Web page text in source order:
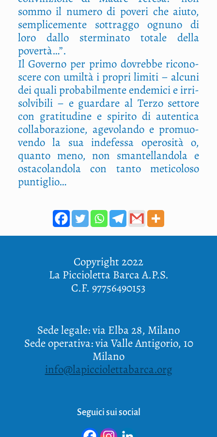
som­mo il nume­ro di pove­ri che aiu­to,
sem­pli­ce­men­te sot­trag­go ognu­no di
loro dal­lo ster­mi­na­to tota­le del­la
povertà…”.
Il Gover­no per pri­mo dovreb­be rico­no­
sce­re con umil­tà i pro­pri limi­ti – alcu­ni
dei qua­li pro­ba­bil­men­te ende­mi­ci e irri­
sol­vi­bi­li – e guar­da­re al Ter­zo set­to­re
con gra­ti­tu­di­ne e spi­ri­to di auten­ti­ca
col­la­bo­ra­zio­ne, age­vo­lan­do e pro­muo­
ven­do la sua inde­fes­sa ope­ro­si­tà o,
quan­to meno, non sman­tel­lan­do­la e
osta­co­lan­do­la con tan­to meti­co­lo­so
puntiglio…
Copyright 2022
La Piccioletta Barca A.P.S.
C.F. 97756490153
Sede legale: via Elba 28, Milano
Sede operativa: via Valle Antigorio, 10
Milano
info@lapicciolettabarca.org
Seguici sui social